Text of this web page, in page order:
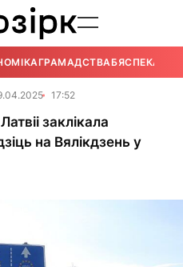
ГРАМАДСТВАБЯСПЕКА
17:52
заклікала
на Вялікдзень у